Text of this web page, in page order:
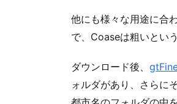
他にも様々な用途に合
で、Coaseは粗いとい
ダウンロード後、
ォルダがあり、さらに